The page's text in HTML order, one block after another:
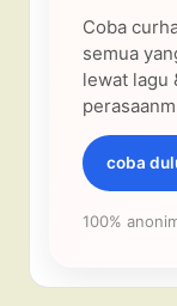
Coba
semua
lewat lagu
coba
100%